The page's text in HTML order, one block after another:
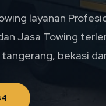
layanan
Jasa Towing
bekasi